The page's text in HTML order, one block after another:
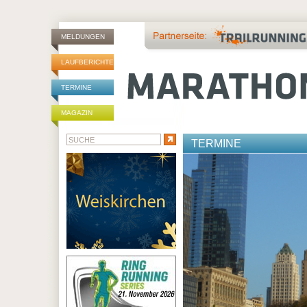
MELDUNGEN
LAUFBERICHTE
TERMINE
MAGAZIN
TERMINE